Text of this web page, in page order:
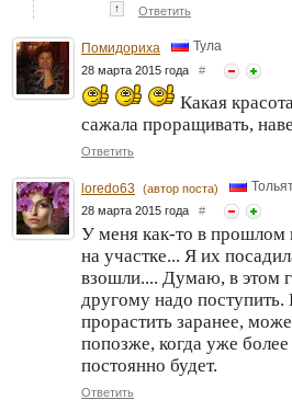
↑ Ответить
Помидориха Тула
28 марта 2015 года #
Какая
сажала проращивать,
Ответить
loredo63 (автор поста)
28 марта 2015 года #
У меня как-то в прошлом
на участке... Я их
взошли.... Думаю, в этом
другому надо поступить.
прорастить заранее,
попозже, когда уже
постоянно будет.
Ответить